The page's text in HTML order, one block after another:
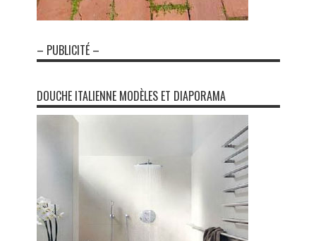
– PUBLICITÉ –
DOUCHE ITALIENNE MODÈLES ET DIAPORAMA